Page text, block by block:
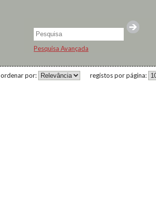
Pesquisa Avançada
registos por página:
ordenar por: